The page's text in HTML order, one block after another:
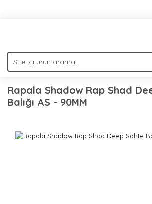
Rapala Shadow Rap Shad
Balığı AS - 90MM